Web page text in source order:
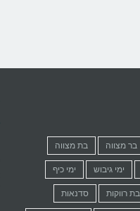
בר מצווה בת מצווה
ימי גיבוש ימי כיף
רווקות סדנאות